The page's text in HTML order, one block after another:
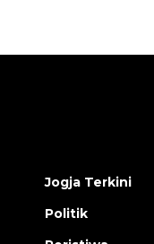
Jogja Terkini
Politik